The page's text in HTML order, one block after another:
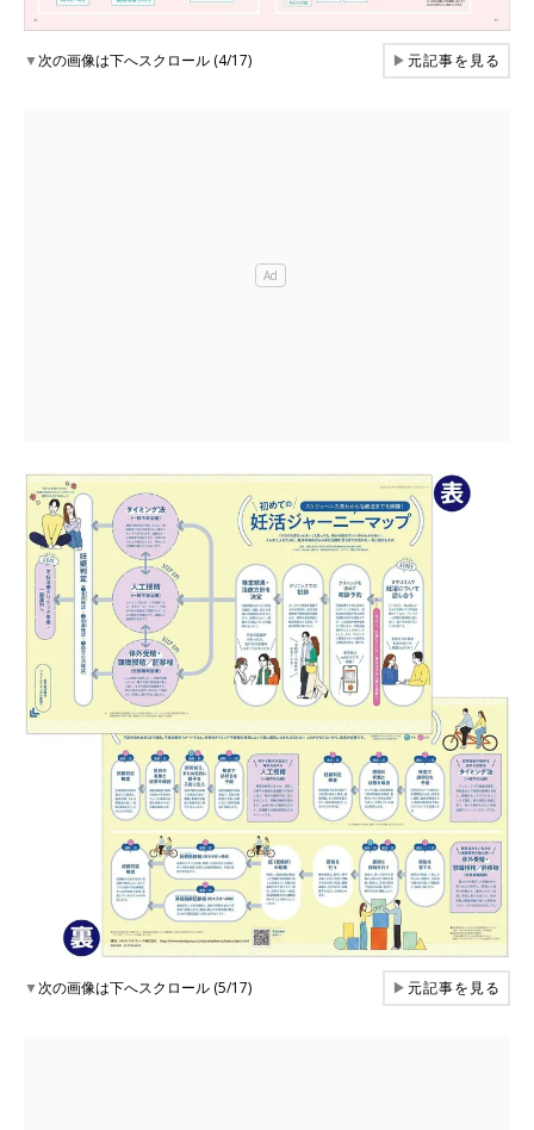
▼次の画像は下へスクロール (4/17) ▶元記事を見る
▼次の画像は下へスクロール (5/17) ▶元記事を見る